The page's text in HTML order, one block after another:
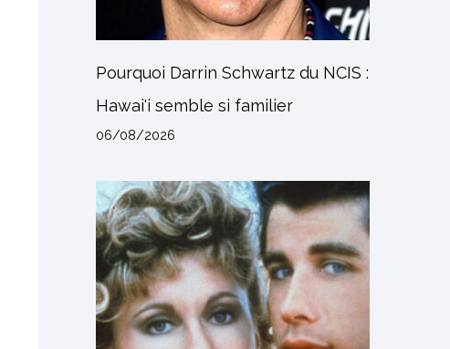
Pourquoi Darrin Schwartz du NCIS :
Hawai'i semble si familier
06/08/2026